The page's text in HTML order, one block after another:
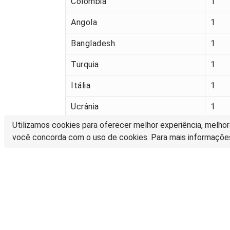
Utilizamos cookies para oferecer melhor experiência,
você concorda com o uso de cookies. Para mais
Angola 1
Bangladesh 1
Turquia 1
Itália 1
Ucrânia 1
Coreia do Sul 1